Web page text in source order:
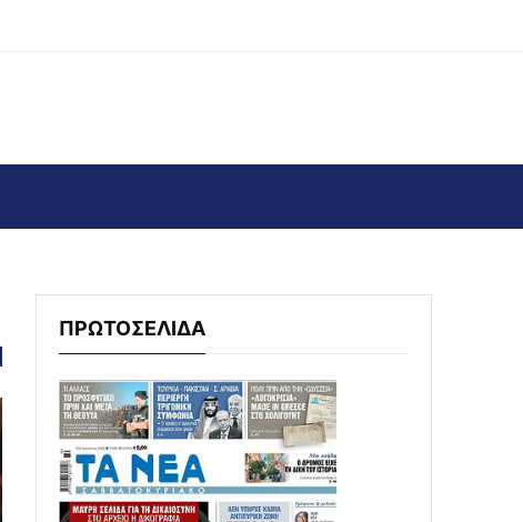
ΠΡΩΤΟΣΕΛΙΔΑ